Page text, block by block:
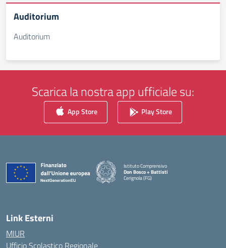
Auditorium
Auditorium
Scarica la nostra app ufficiale su:
App Store Play Store
Istituto Comprensivo
Don Bosco + Battisti
Cerignola (FG)
— Visita la pagina iniziale della scuola
Link Esterni
MIUR
Ufficio Scolastico Regionale